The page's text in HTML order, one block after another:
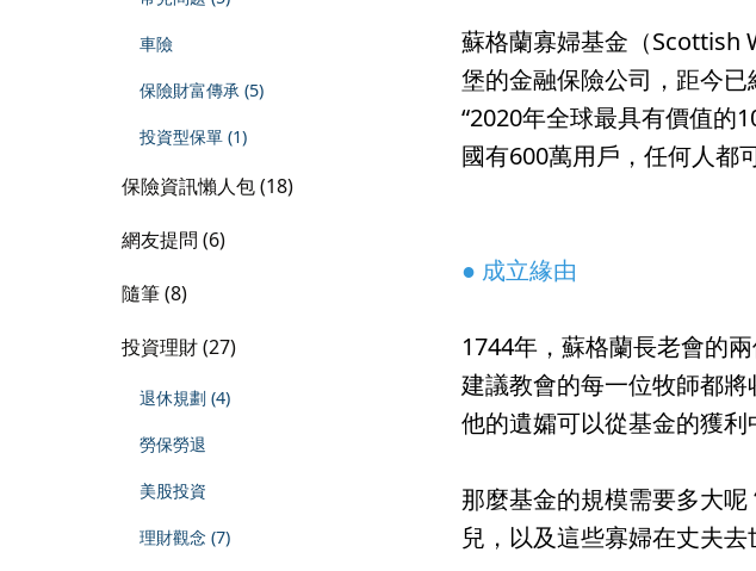
車險
保險財富傳承 (5)
投資型保單 (1)
保險資訊懶人包 (18)
網友提問 (6)
隨筆 (8)
投資理財 (27)
退休規劃 (4)
勞保勞退
美股投資
理財觀念 (7)
蘇格蘭寡婦基金（Scottish
堡的金融保險公司，距今
“2020年全球最具有價值的
國有600萬用戶，任何人都
● 成立緣由
1744年，蘇格蘭長老會的
建議教會的每一位牧師都
他的遺孀可以從基金的獲利
那麼基金的規模需要多大
兒，以及這些寡婦在丈夫去